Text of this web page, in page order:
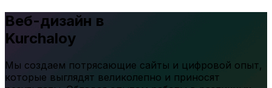
Веб-дизайн в
Kurchaloy
Мы создаем потрясающие сайты и цифровой опыт,
которые выглядят великолепно и приносят